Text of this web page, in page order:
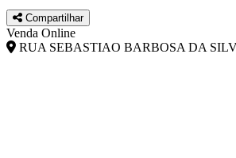
Contato
Compartilhar
Venda Online
RUA SEBASTIAO BARBOSA DA